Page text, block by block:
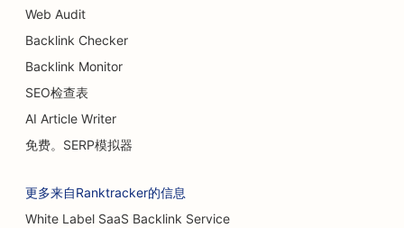
烧伤外科医生的搜索引擎优化
咖啡馆搜索引擎优化
蛋糕店搜索引擎优化
地毯和地板店搜索引擎优化
Web Audit
Backlink Checker
Backlink Monitor
SEO检查表
AI Article Writer
免费。SERP模拟器
更多来自Ranktracker的信息
White Label SaaS Backlink Service